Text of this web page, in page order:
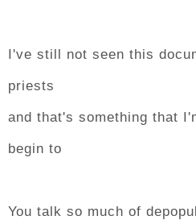
I've still not seen this
priests
and that's something that
begin to
You talk so much of